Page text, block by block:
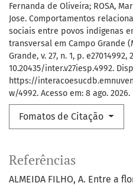
Fernanda de Oliveira; ROSA,
Jose. Comportamentos
sociais entre povos indígenas
transversal em Campo Grande
Grande, v. 27, n. 1, p. e27014992,
10.20435/inter.v27iesp.4992.
https://
w/4992. Acesso em: 8 ago. 2026.
Fomatos de Citação
Referências
ALMEIDA FILHO, A. Entre a